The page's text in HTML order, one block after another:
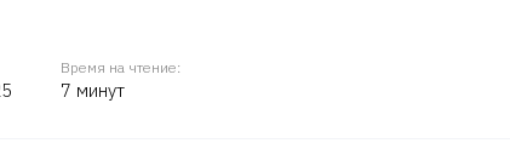
Время на чтение:
7 минут